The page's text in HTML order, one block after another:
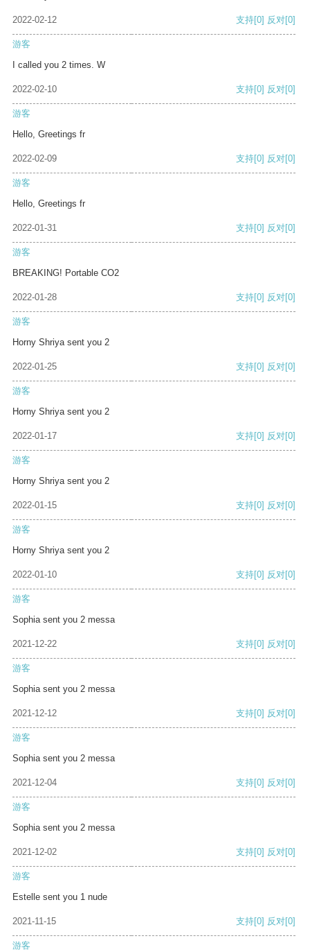
2022-02-12 支持[0] 反对[0]
游客
I called you 2 times. W
2022-02-10 支持[0] 反对[0]
游客
Hello, Greetings fr
2022-02-09 支持[0] 反对[0]
游客
Hello, Greetings fr
2022-01-31 支持[0] 反对[0]
游客
BREAKING! Portable CO2
2022-01-28 支持[0] 反对[0]
游客
Horny Shriya sent you 2
2022-01-25 支持[0] 反对[0]
游客
Horny Shriya sent you 2
2022-01-17 支持[0] 反对[0]
游客
Horny Shriya sent you 2
2022-01-15 支持[0] 反对[0]
游客
Horny Shriya sent you 2
2022-01-10 支持[0] 反对[0]
游客
Sophia sent you 2 messa
2021-12-22 支持[0] 反对[0]
游客
Sophia sent you 2 messa
2021-12-12 支持[0] 反对[0]
游客
Sophia sent you 2 messa
2021-12-04 支持[0] 反对[0]
游客
Sophia sent you 2 messa
2021-12-02 支持[0] 反对[0]
游客
Estelle sent you 1 nude
2021-11-15 支持[0] 反对[0]
游客